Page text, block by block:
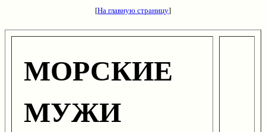
[На главную страницу]
МОРСКИЕ
МУЖИ